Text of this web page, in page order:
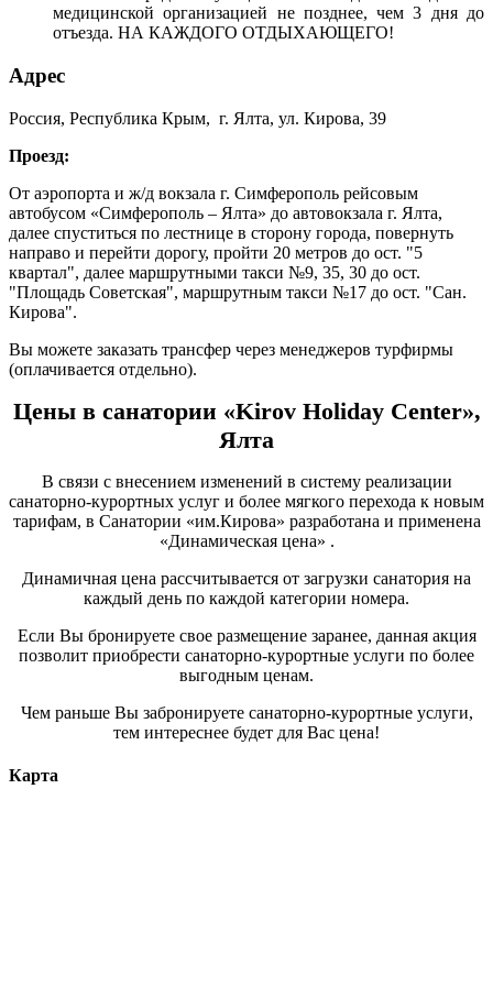
медицинской организацией не позднее, чем 3 дня до
отъезда. НА КАЖДОГО ОТДЫХАЮЩЕГО!
Адрес
Россия, Республика Крым, г. Ялта, ул. Кирова, 39
Проезд:
От аэропорта и ж/д вокзала г. Симферополь рейсовым
автобусом «Симферополь – Ялта» до автовокзала г. Ялта,
далее спуститься по лестнице в сторону города, повернуть
направо и перейти дорогу, пройти 20 метров до ост. "5
квартал", далее маршрутными такси №9, 35, 30 до ост.
"Площадь Советская", маршрутным такси №17 до ост. "Сан.
Кирова".
Вы можете заказать трансфер через менеджеров турфирмы
(оплачивается отдельно).
Цены в санатории «Kirov Holiday Center»,
Ялта
В связи с внесением изменений в систему реализации
санаторно-курортных услуг и более мягкого перехода к новым
тарифам, в Санатории «им.Кирова» разработана и применена
«Динамическая цена» .
Динамичная цена рассчитывается от загрузки санатория на
каждый день по каждой категории номера.
Если Вы бронируете свое размещение заранее, данная акция
позволит приобрести санаторно-курортные услуги по более
выгодным ценам.
Чем раньше Вы забронируете санаторно-курортные услуги,
тем интереснее будет для Вас цена!
Карта